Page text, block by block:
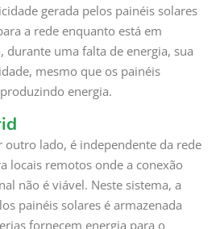
gerada pelos painéis solares
a rede enquanto está em
durante uma falta de energia, sua
mesmo que os painéis
energia.
outro lado, é independente da rede
locais remotos onde a conexão
não é viável. Neste sistema, a
painéis solares é armazenada
fornecem energia para o